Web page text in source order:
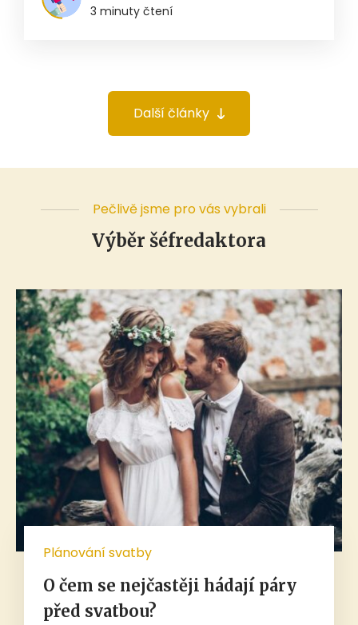
3 minuty čtení
Další články
Pečlivě jsme pro vás vybrali
Výběr šéfredaktora
Plánování svatby
O čem se nejčastěji hádají páry
před svatbou?